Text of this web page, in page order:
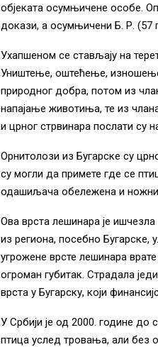
објеката осумњичене особе.
докази, а осумњичени Б. Р. (57
Ухапшеном се стављају на
Уништење, оштећење,
природног добра, потом из
напајање животиња, те из
и црног стрвинара послати су
Орнитолози из Бугарске су
су могли да примете где се
одашиљача обележена и
Ова врста лешинара је
из региона, посебно
угрожене врсте лешинара
огроман губитак. Страдала
врста у Бугарску, који
У Србији је од 2000. године
птица услед тровања, али без